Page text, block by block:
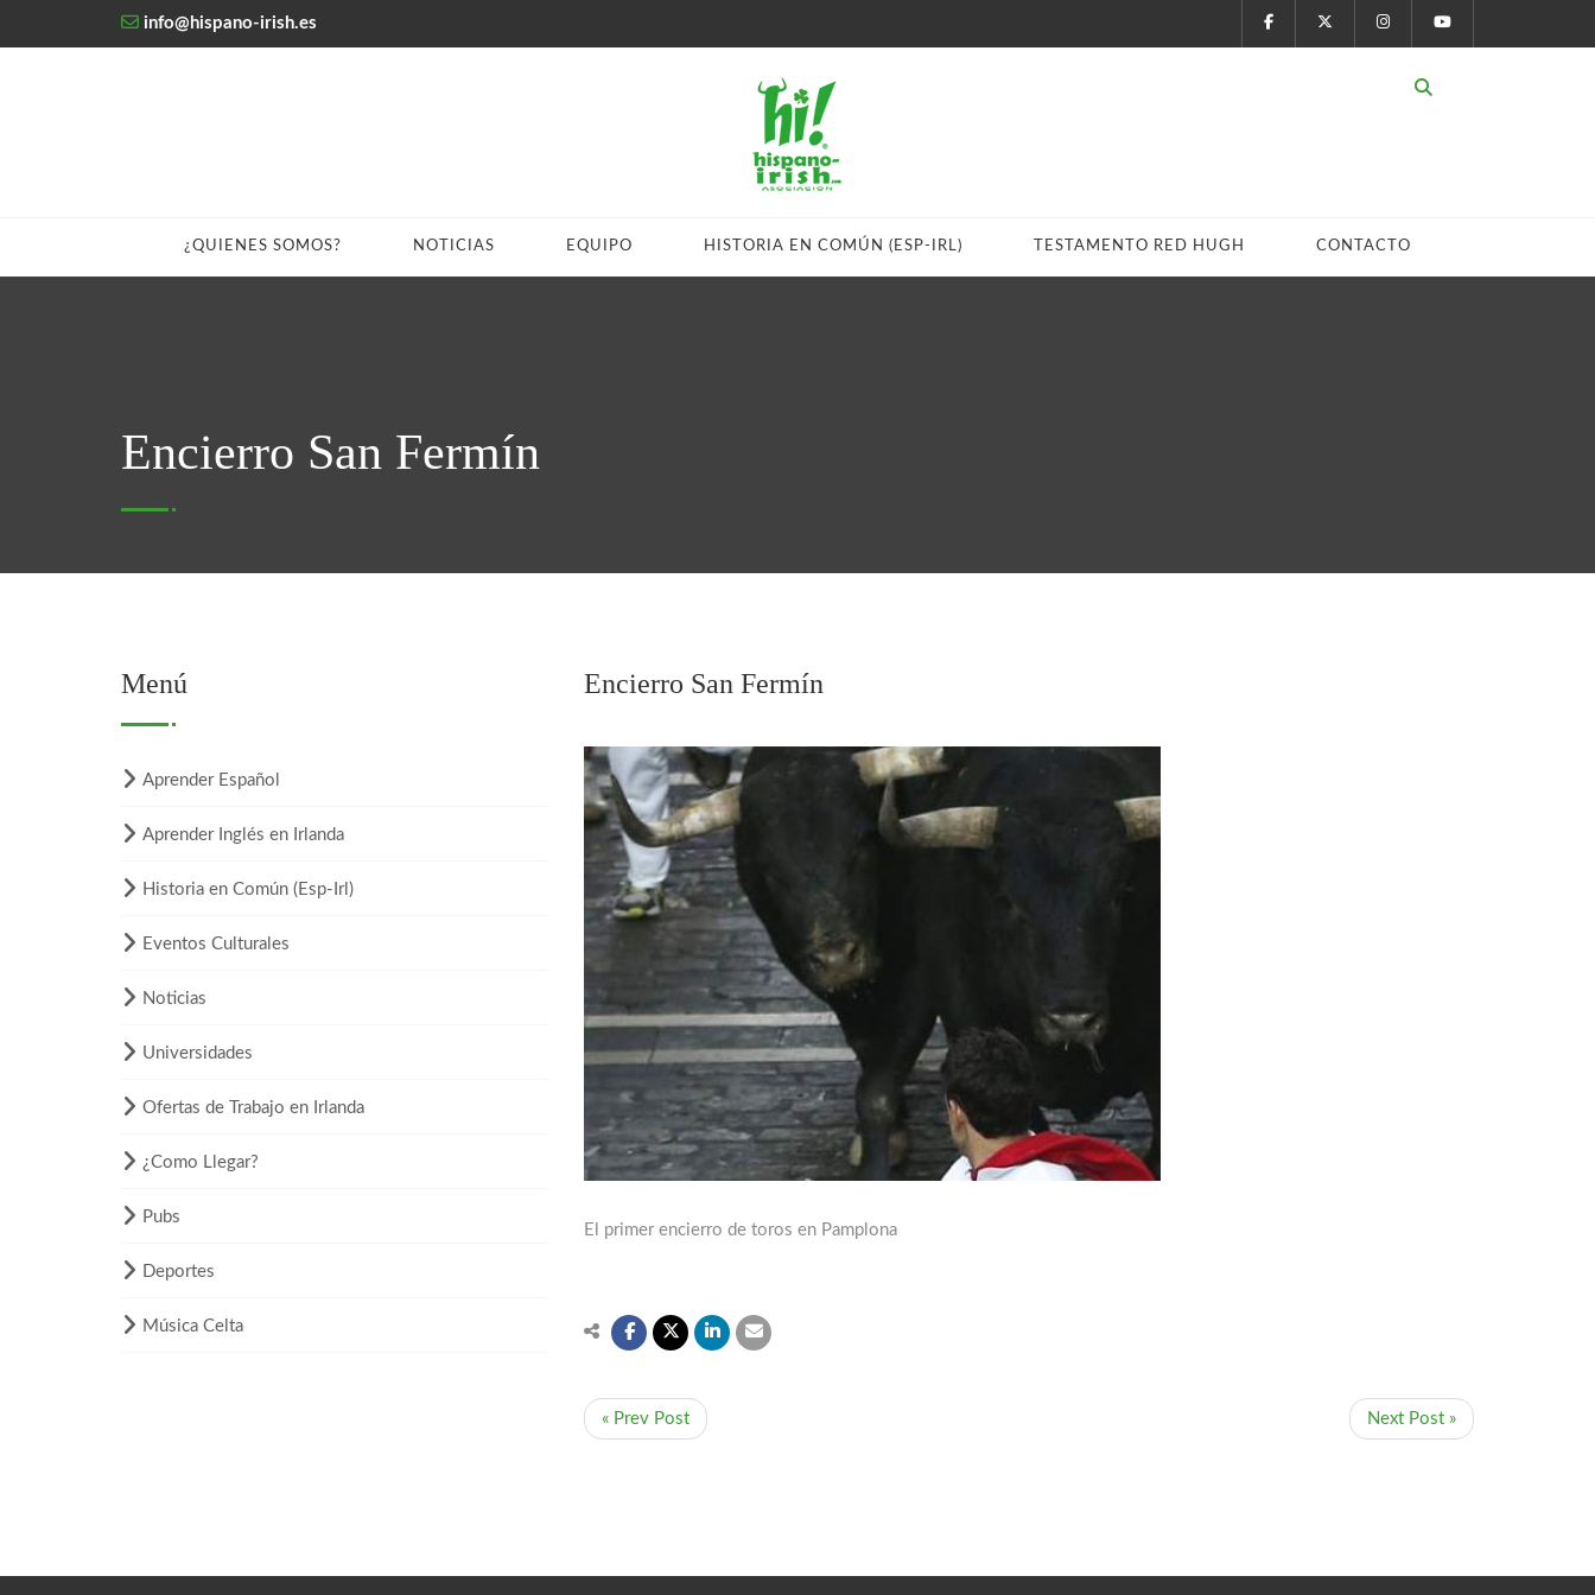
info@hispano-irish.es
¿QUIENES SOMOS? NOTICIAS EQUIPO HISTORIA EN COMÚN (ESP-IRL) TESTAMENTO RED HUGH CONTACTO
Encierro San Fermín
Encierro San Fermín
El primer encierro de toros en Pamplona
« Prev Post Next Post »
Menú
Aprender Español
Aprender Inglés en Irlanda
Historia en Común (Esp-Irl)
Eventos Culturales
Noticias
Universidades
Ofertas de Trabajo en Irlanda
¿Como Llegar?
Pubs
Deportes
Música Celta